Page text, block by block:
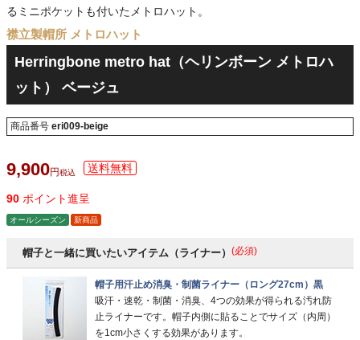
るミニポケットも付いたメトロハット。
襟立製帽所 メトロハット
Herringbone metro hat（ヘリンボーン メトロハ
ット） ベージュ
商品番号 eri009-beige
9,900 税込
90 ポイント進呈
オールシーズン 新商品
帽子と一緒に買いたいアイテム（ライナー） (必須)
帽子用汗止め消臭・制菌ライナー（ロング27cm）黒
吸汗・速乾・制菌・消臭、4つの効果が得られる汚れ防
止ライナーです。帽子内側に貼ることでサイズ（内周）
を1cm小さくする効果があります。